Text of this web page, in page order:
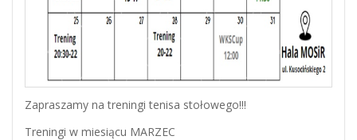
Zapraszamy na treningi tenisa stołowego!!!
Treningi w miesiącu MARZEC